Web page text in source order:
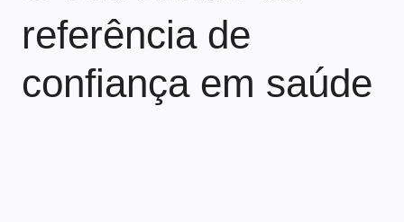
referência de
confiança em saúde